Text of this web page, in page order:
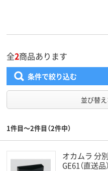
全2商品あります
条件で絞り込む
並び替え
1件目～2件目（2件中）
オカムラ 分
GE61（直送品）